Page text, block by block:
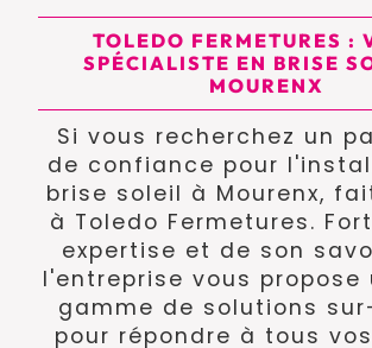
TOLEDO FERMETURES :
SPÉCIALISTE EN BRISE
MOURENX
Si vous recherchez un
de confiance pour
brise soleil à Mourenx,
à Toledo Fermetures.
expertise et de son
l'entreprise vous propose
gamme de solutions
pour répondre à tous